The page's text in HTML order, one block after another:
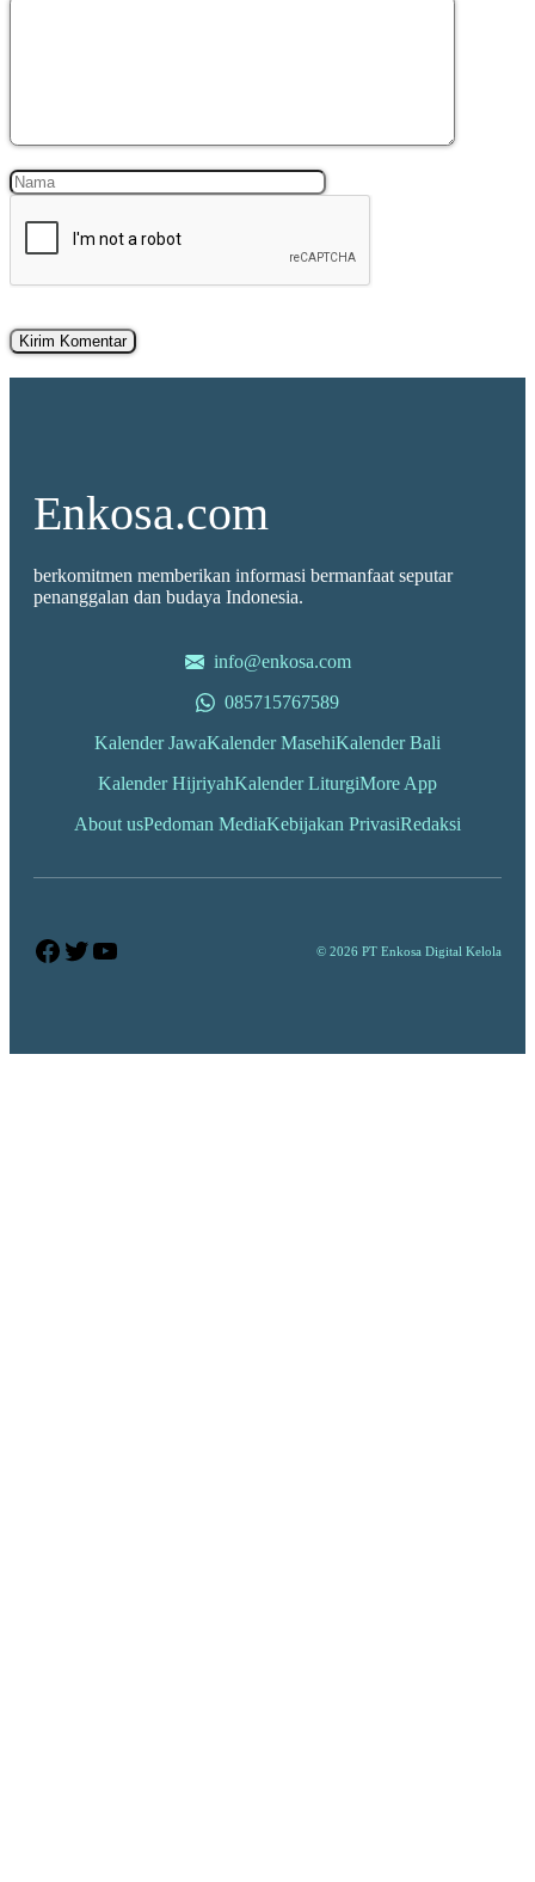
Komentar
Nama Surel
Enkosa.com
berkomitmen memberikan informasi bermanfaat seputar
penanggalan dan budaya Indonesia.
info@enkosa.com
085715767589
Kalender JawaKalender MasehiKalender Bali
Kalender HijriyahKalender LiturgiMore App
About usPedoman MediaKebijakan PrivasiRedaksi
Facebook
Twitter
YouTube © 2026 PT Enkosa Digital Kelola